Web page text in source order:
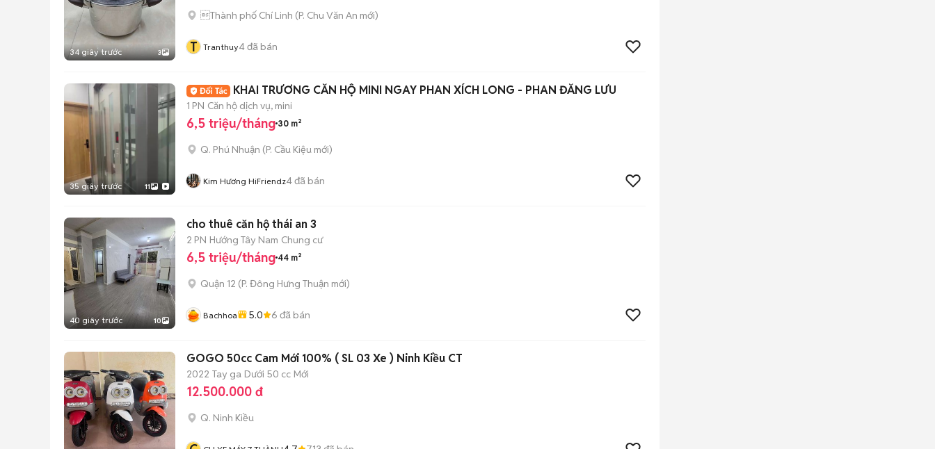
34 giây trước 3
Thành phố Chí Linh (P. Chu Văn An mới)
T Tranthuy4đã bán
35 giây trước 11
KHAI TRƯƠNG CĂN HỘ MINI NGAY PHAN XÍCH LONG - PHAN ĐĂNG LƯU
1 PN Căn hộ dịch vụ, mini
6,5 triệu/tháng 30 m²
Q. Phú Nhuận (P. Cầu Kiệu mới)
Kim Hương HiFriendz4đã bán
40 giây trước 10
cho thuê căn hộ thái an 3
2 PN Hướng Tây Nam Chung cư
6,5 triệu/tháng 44 m²
Quận 12 (P. Đông Hưng Thuận mới)
Bachhoa 5.0 6 đã bán
GOGO 50cc Cam Mới 100% ( SL 03 Xe ) Ninh Kiều CT
2022 Tay ga Dưới 50 cc Mới
12.500.000 đ
Q. Ninh Kiều